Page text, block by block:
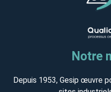
Notre
Depuis 1953, Gesip œuvre